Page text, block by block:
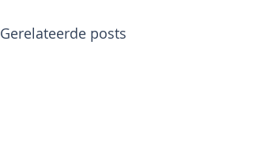
Gerelateerde posts